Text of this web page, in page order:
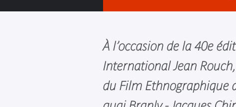
À l’occasion de la 40e
International Jean
du Film Ethnographique